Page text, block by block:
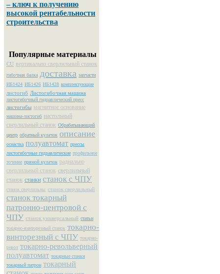
– ключ к получению
высокой рентабельности
строительства
Популярные материалы
CU вертикально сверлильный станок
гибочная балка доставка запчасти
ИБ1424 ИБ1426 ИБ1428 комплектующие
листогиб Листогибочная машина
листогибочный гидравлический пресс
листогибы магнитное основание
машина-листогиб настольный
сверлильный станок Обрабатывающий
центр обратный кулачок описание
оснастка полуавтомат прессы
листогибочные гидравлические профильное
точение прямой кулачок радиально
сверлильный станок сверлильный
станок станки станок с ЧПУ
станок сверлильны станок сверлильный
станок токарный
патронно-центровой с
ЧПУ станок универсальный статьи
токарно-винторезный станок токарно-
винторезный с ЧПУ токарно-
револ токарно-револьверный
полуавтомат токарные станки
токарный патрон токарный